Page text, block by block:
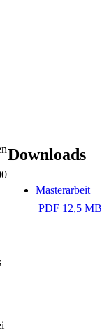
Downloads
Masterarbeit
PDF 12,5 MB